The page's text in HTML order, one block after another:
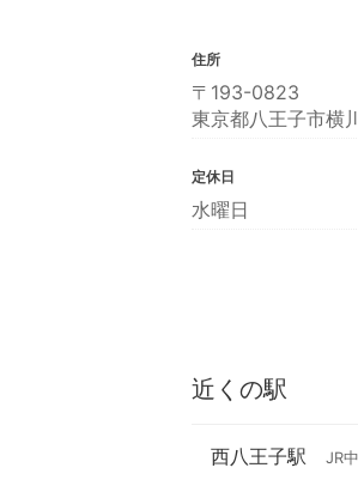
住所
〒193-0823
東京都八王子市横
定休日
水曜日
近くの駅
西八王子駅 JR